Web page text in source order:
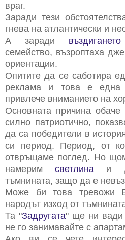
враг.
Заради тези
гнева на атлантически и
А заради въздигането
семейство, възроптаха
ориентации.
Опитите да се саботира
реклама и това е една
привлече вниманието на
Основната причина
силно патриотично,
да са победители в
си период. Период, от
отвръщаме поглед. Но
намеримсветлина и
тъмнината, защо да е
Може би това тревожи
народът изход от
Та "Задругата" ще ни вади
не го занимавайте с